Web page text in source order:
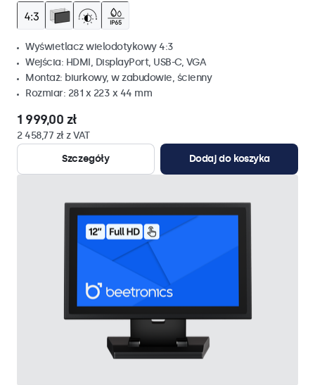
Wyświetlacz wielodotykowy 4:3
Wejścia: HDMI, DisplayPort, USB-C, VGA
Montaż: biurkowy, w zabudowie, ścienny
Rozmiar: 281 x 223 x 44 mm
1 999,00 zł
2 458,77 zł z VAT
Szczegóły
Dodaj do koszyka